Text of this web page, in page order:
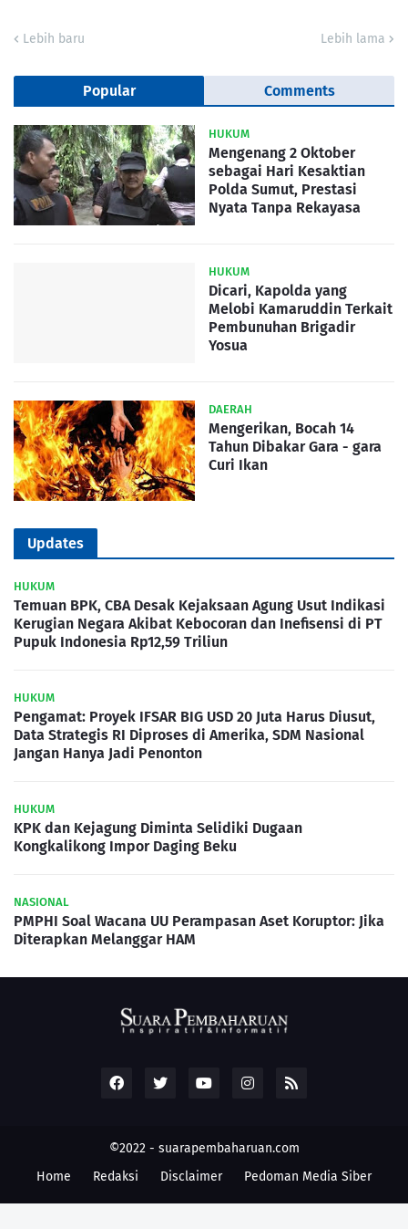
Lebih baru Lebih lama
Popular Comments
HUKUM
Mengenang 2 Oktober
sebagai Hari Kesaktian
Polda Sumut, Prestasi
Nyata Tanpa Rekayasa
HUKUM
Dicari, Kapolda yang
Melobi Kamaruddin Terkait
Pembunuhan Brigadir
Yosua
DAERAH
Mengerikan, Bocah 14
Tahun Dibakar Gara - gara
Curi Ikan
Updates
HUKUM
Temuan BPK, CBA Desak Kejaksaan Agung Usut Indikasi
Kerugian Negara Akibat Kebocoran dan Inefisensi di PT
Pupuk Indonesia Rp12,59 Triliun
HUKUM
Pengamat: Proyek IFSAR BIG USD 20 Juta Harus Diusut,
Data Strategis RI Diproses di Amerika, SDM Nasional
Jangan Hanya Jadi Penonton
HUKUM
KPK dan Kejagung Diminta Selidiki Dugaan
Kongkalikong Impor Daging Beku
NASIONAL
PMPHI Soal Wacana UU Perampasan Aset Koruptor: Jika
Diterapkan Melanggar HAM
©2022 - suarapembaharuan.com
Home
Redaksi Disclaimer Pedoman Media Siber